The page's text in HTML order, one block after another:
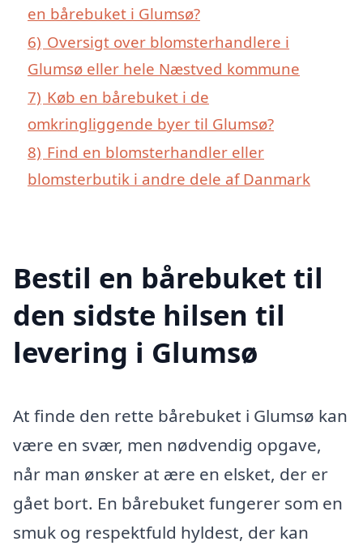
en bårebuket i Glumsø?
6) Oversigt over blomsterhandlere i
Glumsø eller hele Næstved kommune
7) Køb en bårebuket i de
omkringliggende byer til Glumsø?
8) Find en blomsterhandler eller
blomsterbutik i andre dele af Danmark
Bestil en bårebuket til
den sidste hilsen til
levering i Glumsø
At finde den rette bårebuket i Glumsø kan
være en svær, men nødvendig opgave,
når man ønsker at ære en elsket, der er
gået bort. En bårebuket fungerer som en
smuk og respektfuld hyldest, der kan